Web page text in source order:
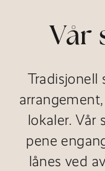
Vår
lokaler. Vår
pene
lånes ved